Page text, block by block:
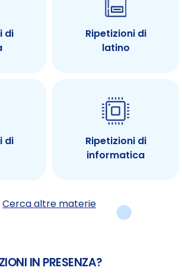
di
Ripetizioni di
latino
di
Ripetizioni di
informatica
Cerca altre materie
IN PRESENZA?